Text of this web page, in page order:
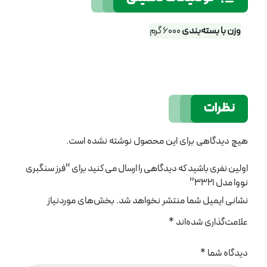
وزن با بسته‌بندی6000 گرم
نظرات
هیچ دیدگاهی برای این محصول نوشته نشده است.
اولین نفری باشید که دیدگاهی را ارسال می کنید برای “فرز سنگبری
نووا مدل 3321”
نشانی ایمیل شما منتشر نخواهد شد. بخش‌های موردنیاز
علامت‌گذاری شده‌اند *
دیدگاه شما *